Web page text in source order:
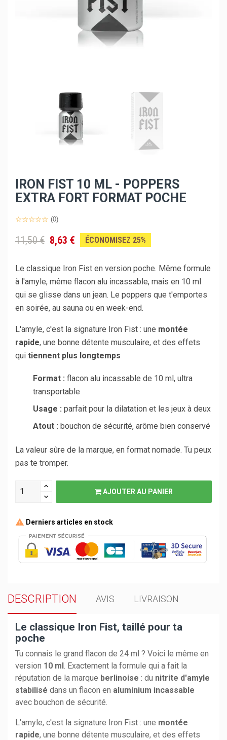
IRON FIST 10 ML - POPPERS
EXTRA FORT FORMAT POCHE
(0)
11,50 € 8,63 € ÉCONOMISEZ 25%
Le classique Iron Fist en version poche. Même formule
à l'amyle, même flacon alu incassable, mais en 10 ml
qui se glisse dans un jean. Le poppers que t'emportes
en soirée, au sauna ou en week-end.
L'amyle, c'est la signature Iron Fist : une montée
rapide, une bonne détente musculaire, et des effets
qui tiennent plus longtemps
Format : flacon alu incassable de 10 ml, ultra
transportable
Usage : parfait pour la dilatation et les jeux à deux
Atout : bouchon de sécurité, arôme bien conservé
La valeur sûre de la marque, en format nomade. Tu peux
pas te tromper.
AJOUTER AU PANIER
Derniers articles en stock
DESCRIPTION AVIS LIVRAISON
Le classique Iron Fist, taillé pour ta
poche
Tu connais le grand flacon de 24 ml ? Voici le même en
version 10 ml. Exactement la formule qui a fait la
réputation de la marque berlinoise : du nitrite d'amyle
stabilisé dans un flacon en aluminium incassable
avec bouchon de sécurité.
L'amyle, c'est la signature Iron Fist : une montée
rapide, une bonne détente musculaire, et des effets